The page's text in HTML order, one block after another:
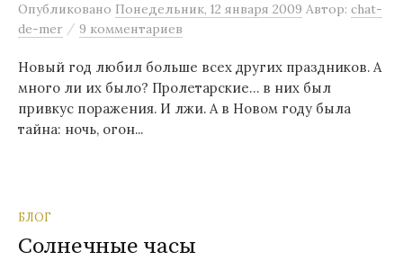
Опубликовано Понедельник, 12 января 2009 Автор: chat-
de-mer / 9 комментариев
Новый год любил больше всех других праздников. А
много ли их было? Пролетарские… в них был
привкус поражения. И лжи. А в Новом году была
тайна: ночь, огон...
БЛОГ
Солнечные часы